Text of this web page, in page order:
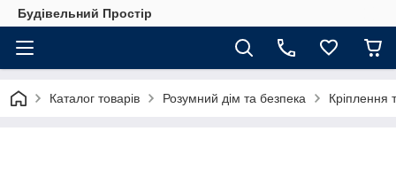
Будівельний Простір
Каталог товарів Розумний дім та безпека Кріплення